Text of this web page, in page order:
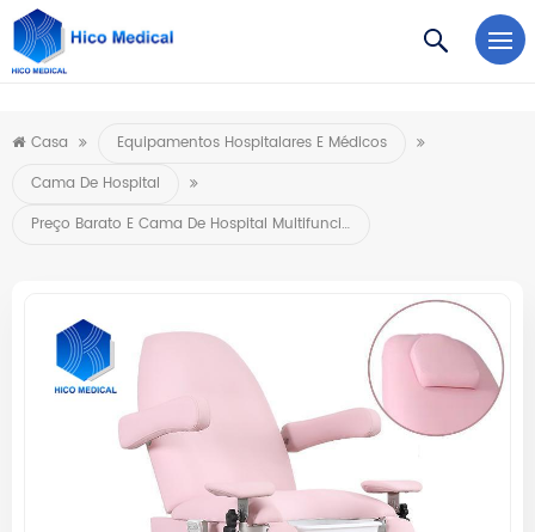
https://www.microsoft.com/en-us/microsoft-teams/log-in
Casa
Equipamentos Hospitalares E Médicos
Cama De Hospital
Preço Barato E Cama De Hospital Multifuncional Elétrica De Alta Qualidade Para Exame Ginecológico Com 3 Motores